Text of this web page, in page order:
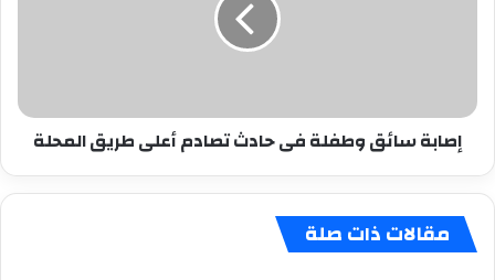
المحلة
إصابة سائق وطفلة فى حادث تصادم أعلى طريق المحلة
مقالات ذات صلة